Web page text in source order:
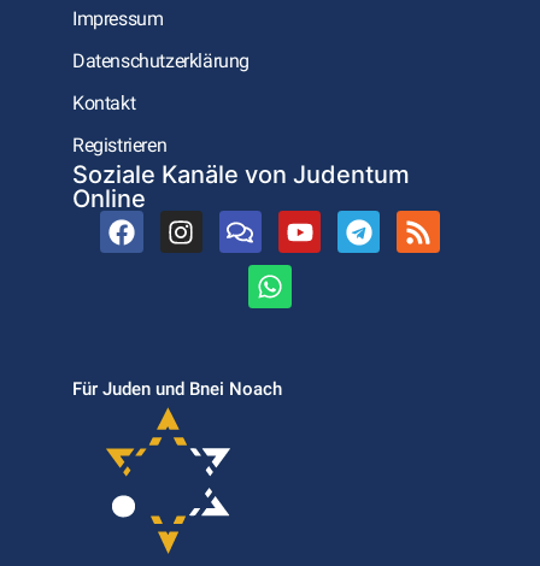
Impressum
Datenschutzerklärung
Kontakt
Registrieren
Soziale Kanäle von Judentum
Online
Für Juden und Bnei Noach